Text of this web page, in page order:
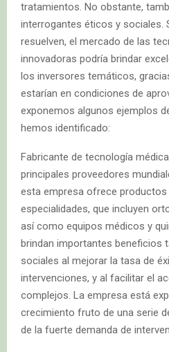
tratamientos. No obstante,
interrogantes éticos y sociales.
resuelven, el mercado de las
innovadoras podría brindar
los inversores temáticos,
estarían en condiciones de
exponemos algunos ejemplos
hemos identificado:
Fabricante de tecnología
principales proveedores
esta empresa ofrece productos
especialidades, que incluyen
así como equipos médicos y
brindan importantes beneficios
sociales al mejorar la tasa de
intervenciones, y al facilitar el
complejos. La empresa está
crecimiento fruto de una serie
de la fuerte demanda de